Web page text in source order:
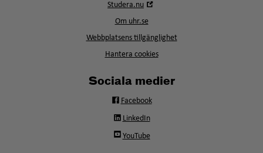
Studera.nu
fönster
Om uhr.se
Webbplatsens tillgänglighet
Hantera cookies
Sociala medier
Facebook
LinkedIn
YouTube